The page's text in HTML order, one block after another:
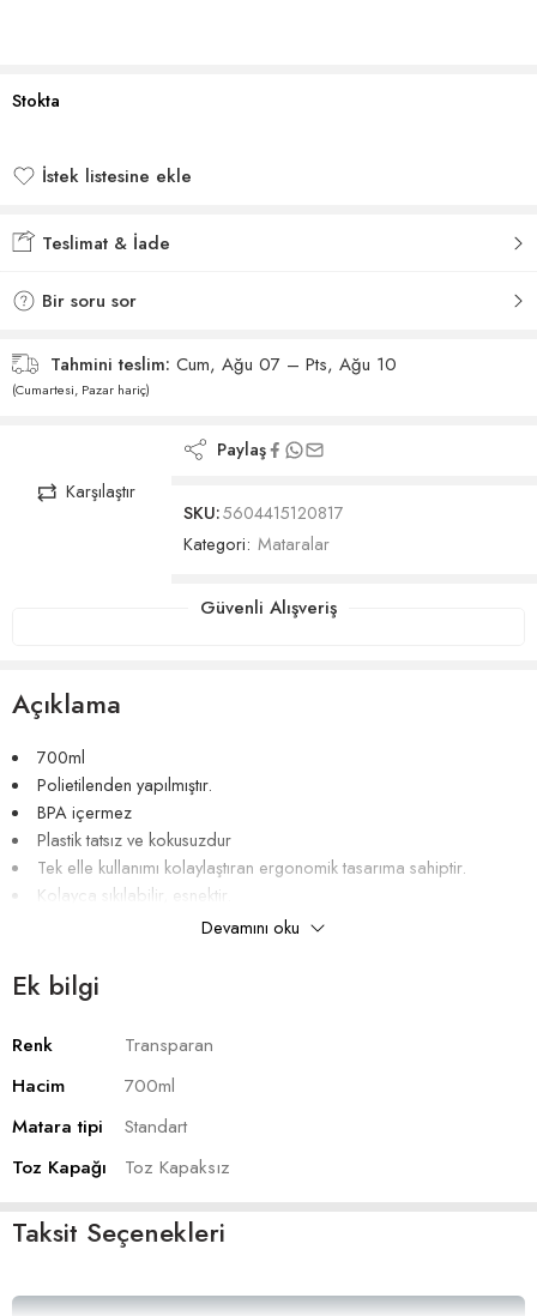
Stokta
İstek listesine ekle
Teslimat & İade
Bir soru sor
Tahmini teslim: Cum, Ağu 07 – Pts, Ağu 10
(Cumartesi, Pazar hariç)
Karşılaştır
Paylaş
SKU:5604415120817
Kategori: Mataralar
Güvenli Alışveriş
Açıklama
700ml
Polietilenden yapılmıştır.
BPA içermez
Plastik tatsız ve kokusuzdur
Tek elle kullanımı kolaylaştıran ergonomik tasarıma sahiptir.
Kolayca sıkılabilir, esnektir.
Standartmatara kafesleri ile uyumludur.
Devamını oku
Ek bilgi
Renk
Transparan
Hacim
700ml
Matara tipi
Standart
Toz Kapağı
Toz Kapaksız
Taksit Seçenekleri